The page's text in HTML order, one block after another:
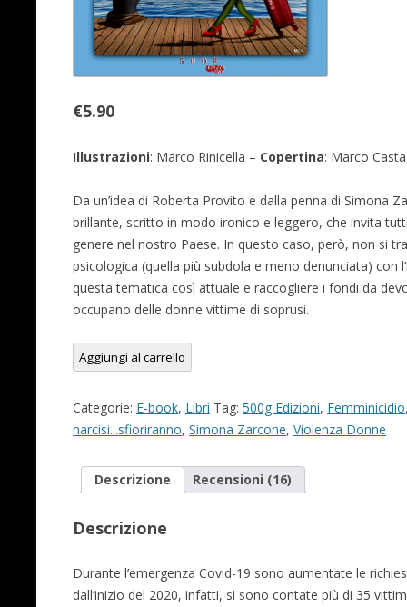
€5.90
Illustrazioni: Marco Rinicella – Copertina: Marco
Da un’idea di Roberta Provito e dalla penna di Simona
brillante, scritto in modo ironico e leggero, che invita
genere nel nostro Paese. In questo caso, però, non si
psicologica (quella più subdola e meno denunciata) con
questa tematica così attuale e raccogliere i fondi da
occupano delle donne vittime di soprusi.
SE
SON
SFIORIRANNO
quantità
Aggiungi al carrello
Categorie: E-book, Libri Tag: 500g Edizioni, Femminicidio
narcisi...sfioriranno, Simona Zarcone, Violenza Donne
Descrizione Recensioni (16)
Descrizione
Durante l’emergenza Covid-19 sono aumentate le
dall’inizio del 2020, infatti, si sono contate più di 35